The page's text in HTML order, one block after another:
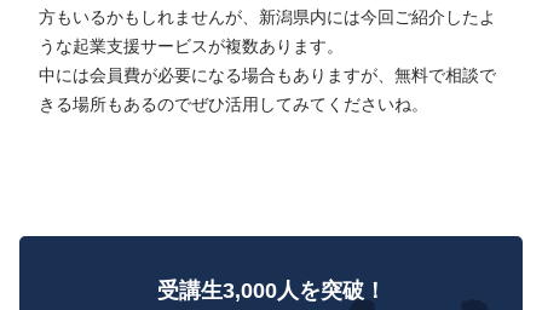
方もいるかもしれませんが、新潟県内には今回ご紹介したよ
うな起業支援サービスが複数あります。
中には会員費が必要になる場合もありますが、無料で相談で
きる場所もあるのでぜひ活用してみてくださいね。
受講生3,000人を突破！